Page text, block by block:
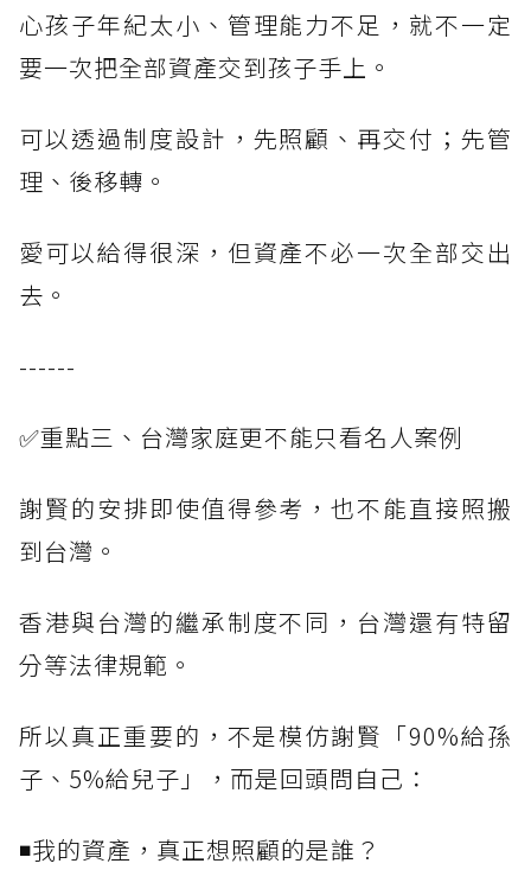
心孩子年紀太小、管理能力不足，就不一定
要一次把全部資產交到孩子手上。
可以透過制度設計，先照顧、再交付；先管
理、後移轉。
愛可以給得很深，但資產不必一次全部交出
去。
------
✅重點三、台灣家庭更不能只看名人案例
謝賢的安排即使值得參考，也不能直接照搬
到台灣。
香港與台灣的繼承制度不同，台灣還有特留
分等法律規範。
所以真正重要的，不是模仿謝賢「90%給孫
子、5%給兒子」，而是回頭問自己：
◾我的資產，真正想照顧的是誰？